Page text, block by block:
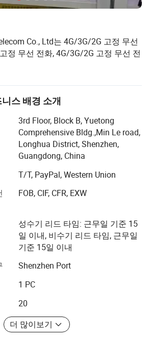
리 /전원 공급 장치를 사용𝕠 경우 이동성
수 있습니다
인터페이스
칙 /번호 변환으로 변환𝕩니다
화 시간)에 따라
Counter)
실패)
따라 ( 낮은 지속 시간)
태 점검( 사용 시간)에 따름
Counter)
Co., Ltd는 4G/3G/2G 고정 무선
정 무선 전화, 4G/3G/2G 고정 무선 전
전문 하이테크 통신 회사입니다. 저
의 하이테크 제품을 제공하고, 중국
공급업체로서, 2006년 이후 21년 동
무선 단말기 및 Fixde 무선 전화,
전화, 4G CPE 라우터, SMS/VoIP 게이
케팅 단말기 제품을 생산하는 여러
할 수 있습니다. 당사의 R&D 센터에
가 제품의 우수한 품질과 시장에서
위해 새로운 첨단 기술을 개발하기
다. 또한 일부 제품은 CE, FCC 및
습니다.
중국 100여 개 도시에 판매되었으며
같은 다른 세그먼트로 분류됩니다.
스 배경 소개
3rd Floor, Block B, Yuetong
Comprehensive Bldg.,Min Le road,
Longhua District, Shenzhen,
Guangdong, China
T/T, PayPal, Western Union
FOB, CIF, CFR, EXW
성수기 리드 타임: 근무일 기준 15
일 이내, 비수기 리드 타임, 근무일
기준 15일 이내
Shenzhen Port
1 PC
20
더 많이보기